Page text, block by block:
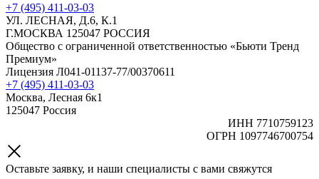
+7 (495) 411-03-03
УЛ. ЛЕСНАЯ, Д.6, К.1
Г.МОСКВА 125047 РОССИЯ
Общество с ограниченной ответственностью «Бьюти Тренд
Премиум»
Лицензия Л041-01137-77/00370611
+7 (495) 411-03-03
Москва, Лесная 6к1
125047 Россия
ИНН 7710759123
ОГРН 1097746700754
Оставьте заявку, и наши специалисты с вами свяжутся